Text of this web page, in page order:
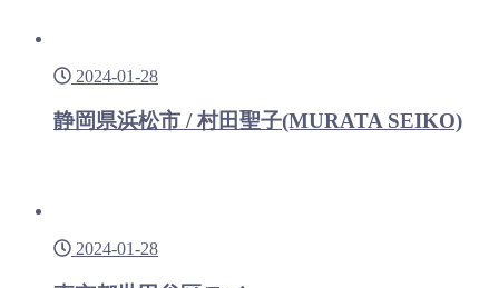
2024-01-28
静岡県浜松市 / 村田聖子(MURATA SEIKO)
2024-01-28